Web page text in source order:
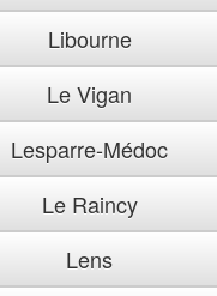
Libourne
Le Vigan
Lesparre-Médoc
Le Raincy
Lens